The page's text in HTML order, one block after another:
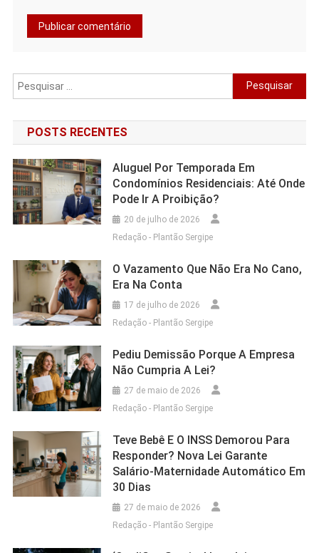
Pesquisar
por:
POSTS RECENTES
Aluguel Por Temporada Em
Condomínios Residenciais: Até Onde
Pode Ir A Proibição?
20 de julho de 2026
Redação - Plantão Sergipe
O Vazamento Que Não Era No Cano,
Era Na Conta
17 de julho de 2026
Redação - Plantão Sergipe
Pediu Demissão Porque A Empresa
Não Cumpria A Lei?
27 de maio de 2026
Redação - Plantão Sergipe
Teve Bebê E O INSS Demorou Para
Responder? Nova Lei Garante
Salário-Maternidade Automático Em
30 Dias
27 de maio de 2026
Redação - Plantão Sergipe